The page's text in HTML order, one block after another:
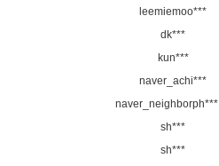
leemiemoo***
dk***
kun***
naver_achi***
naver_neighborph***
sh***
sh***